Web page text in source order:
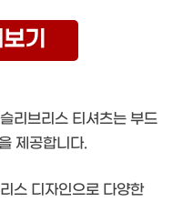
기
리브리스 티셔츠는 부드
제공합니다.
스 디자인으로 다양한